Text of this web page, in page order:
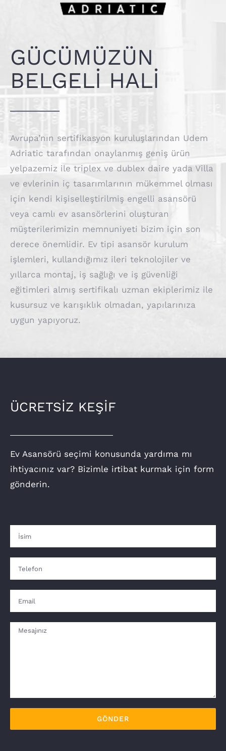
GÜCÜMÜZÜN
BELGELİ HALİ
Avrupa’nın sertifikasyon kuruluşlarından Udem
Adriatic tarafından onaylanmış geniş ürün
yelpazemiz ile triplex ve dublex daire yada Villa
ve evlerinin iç tasarımlarının mükemmel olması
için kendi kişiselleştirilmiş engelli asansörü
veya camlı ev asansörlerini oluşturan
müşterilerimizin memnuniyeti bizim için son
derece önemlidir. Ev tipi asansör kurulum
işlemleri, kullandığımız ileri teknolojiler ve
yıllarca montaj, iş sağlığı ve iş güvenliği
eğitimleri almış sertifikalı uzman ekiplerimiz ile
kusursuz ve karışıklık olmadan, yapılarınıza
uygun yapıyoruz.
ÜCRETSİZ KEŞİF
Ev Asansörü seçimi konusunda yardıma mı
ihtiyacınız var? Bizimle irtibat kurmak için form
gönderin.